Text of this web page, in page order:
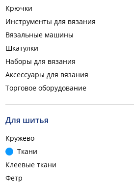
Крючки
Инструменты для вязания
Вязальные машины
Шкатулки
Наборы для вязания
Аксессуары для вязания
Торговое оборудование
Для шитья
Кружево
Ткани
Клеевые ткани
Фетр